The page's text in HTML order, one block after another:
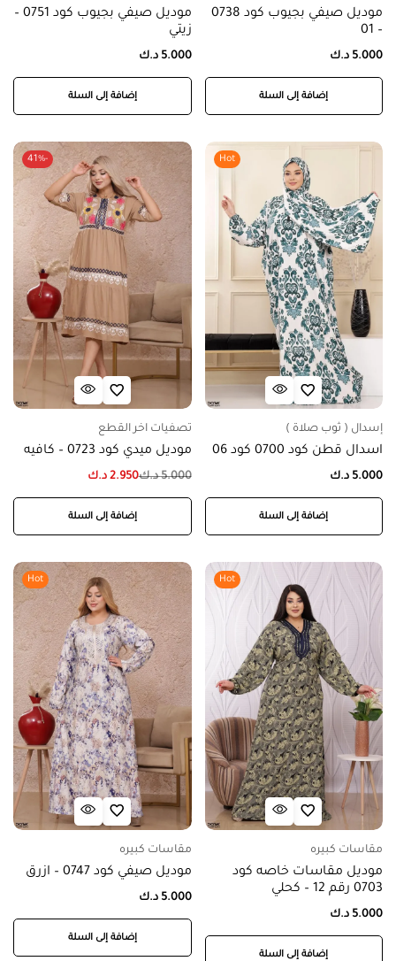
موديل صيفي بجيوب كود 0738
– 01
5.000 د.ك
إضافة إلى السلة
موديل صيفي بجيوب كود 0751 –
زيتي
5.000 د.ك
إضافة إلى السلة
Hot
إسدال ( ثوب صلاة )
اسدال قطن كود 0700 كود 06
5.000 د.ك
إضافة إلى السلة
-41%
تصفيات اخر القطع
موديل ميدي كود 0723 – كافيه
5.000 د.ك2.950 د.ك
إضافة إلى السلة
Hot
مقاسات كبيره
موديل مقاسات خاصه كود
0703 رقم 12 – كحلي
5.000 د.ك
إضافة إلى السلة
Hot
مقاسات كبيره
موديل صيفي كود 0747 – ازرق
5.000 د.ك
إضافة إلى السلة